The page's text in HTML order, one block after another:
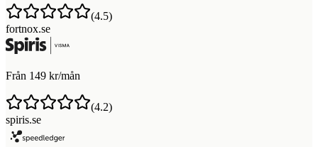
(4.5)
fortnox.se
Från 149 kr/mån
(4.2)
spiris.se